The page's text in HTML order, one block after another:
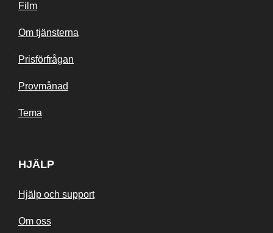
Film
Om tjänsterna
Prisförfrågan
Provmånad
Tema
HJÄLP
Hjälp och support
Om oss